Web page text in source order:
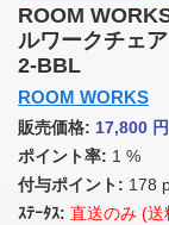
ROOM
ルワークチェ
2-BBL
ROOM WORKS
販売価格: 17,800 円
ポイント率: 1 %
付与ポイント: 178
ｽﾃｰﾀｽ: 直送のみ (送